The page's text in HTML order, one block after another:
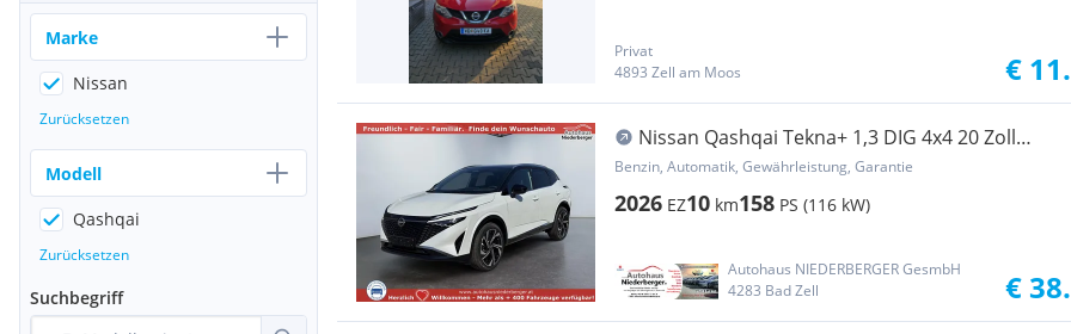
Privat
4893 Zell am Moos
€
Nissan Qashqai Tekna+ 1,3 DIG 4x4 20 Zoll
Panorama ...
Benzin, Automatik, Gewährleistung, Garantie
2026 EZ10 km158 PS (116 kW)
Autohaus NIEDERBERGER GesmbH
4283 Bad Zell
€
Marke
Nissan
Zurücksetzen
Modell
Qashqai
Zurücksetzen
Suchbegriff